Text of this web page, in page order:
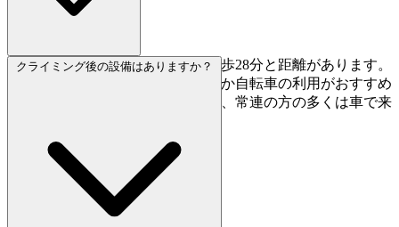
最寄り駅は西武立川駅ですが、徒歩28分と距離があります。
車がない場合は、駅からタクシーか自転車の利用がおすすめ
です。駐車場完備であることから、常連の方の多くは車で来
クライミング後の設備はありますか？